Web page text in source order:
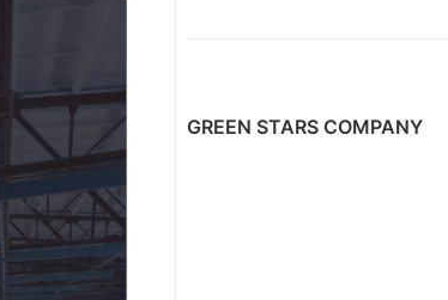
GREEN STARS COMPANY